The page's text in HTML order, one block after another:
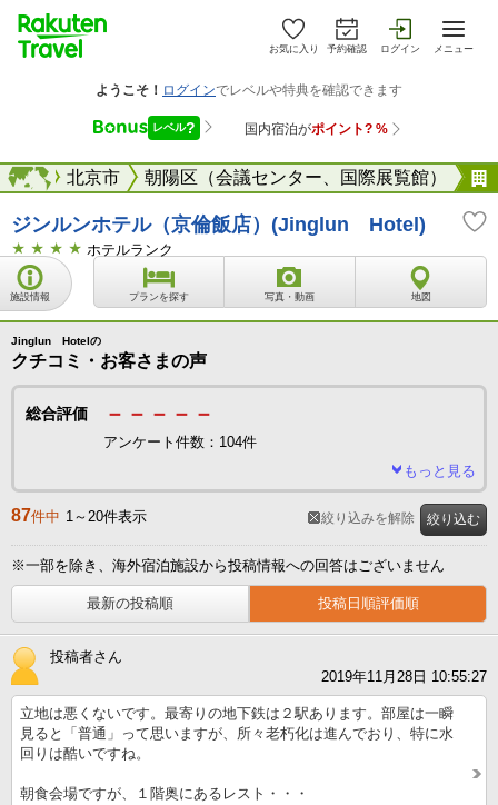
お気に入り 予約確認 ログイン メニュー
中国 北京市 朝陽区（会議センター、国際展覧館）
海外
ジンルンホテル（京倫飯店）(Jinglun Hotel)
ホテルランク
施設情報 プランを探す 写真・動画 地図
Jinglun Hotelの
クチコミ・お客さまの声
総合評価 －－－－－
アンケート件数：104件
もっと見る
87件中 1～20件表示
※一部を除き、海外宿泊施設から投稿情報への回答はございません
最新の投稿順 投稿日順評価順
絞り込む
絞り込みを解除
投稿者さん
2019年11月28日 10:55:27
立地は悪くないです。最寄りの地下鉄は２駅あります。部屋は一瞬
見ると「普通」って思いますが、所々老朽化は進んでおり、特に水
回りは酷いですね。
朝食会場ですが、１階奥にあるレスト・・・